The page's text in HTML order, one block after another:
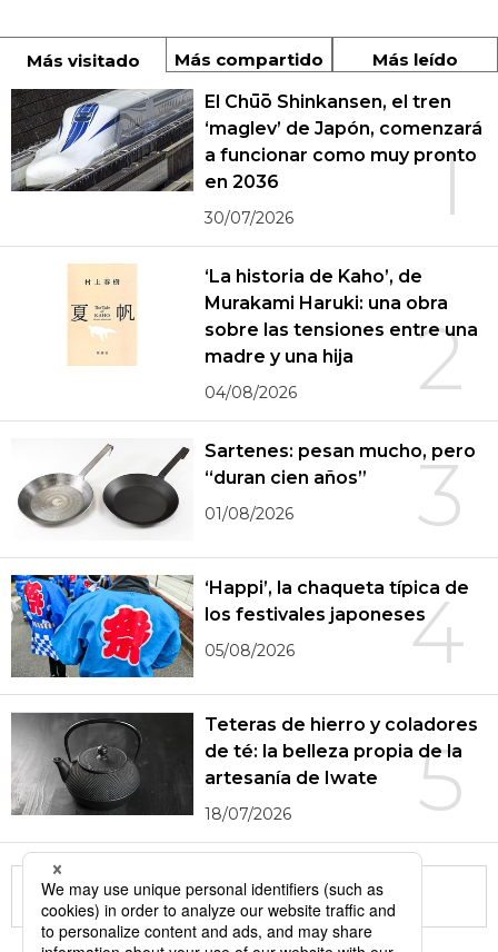
Más visitado Más compartido Más leído
1
El Chūō Shinkansen, el tren
‘maglev’ de Japón, comenzará
a funcionar como muy pronto
en 2036
30/07/2026
2
‘La historia de Kaho’, de
Murakami Haruki: una obra
sobre las tensiones entre una
madre y una hija
04/08/2026
3
Sartenes: pesan mucho, pero
“duran cien años”
01/08/2026
4
‘Happi’, la chaqueta típica de
los festivales japoneses
05/08/2026
5
Teteras de hierro y coladores
de té: la belleza propia de la
artesanía de Iwate
18/07/2026
More in this series